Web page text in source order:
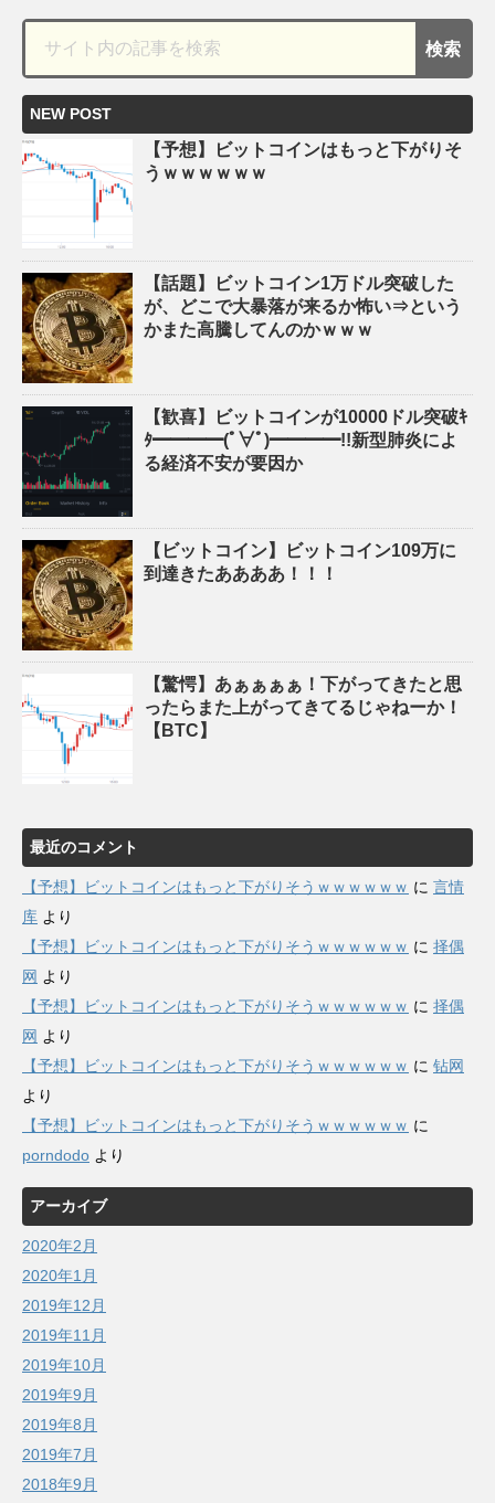
NEW POST
【予想】ビットコインはもっと下がりそ
うｗｗｗｗｗｗ
【話題】ビットコイン1万ドル突破した
が、どこで大暴落が来るか怖い⇒という
かまた高騰してんのかｗｗｗ
【歓喜】ビットコインが10000ドル突破ｷ
ﾀ━━━━(ﾟ∀ﾟ)━━━━!!新型肺炎によ
る経済不安が要因か
【ビットコイン】ビットコイン109万に
到達きたああああ！！！
【驚愕】あぁぁぁぁ！下がってきたと思
ったらまた上がってきてるじゃねーか！
【BTC】
最近のコメント
【予想】ビットコインはもっと下がりそうｗｗｗｗｗｗ に 言情
库 より
【予想】ビットコインはもっと下がりそうｗｗｗｗｗｗ に 择偶
网 より
【予想】ビットコインはもっと下がりそうｗｗｗｗｗｗ に 择偶
网 より
【予想】ビットコインはもっと下がりそうｗｗｗｗｗｗ に 钻网
より
【予想】ビットコインはもっと下がりそうｗｗｗｗｗｗ に
porndodo より
アーカイブ
2020年2月
2020年1月
2019年12月
2019年11月
2019年10月
2019年9月
2019年8月
2019年7月
2018年9月